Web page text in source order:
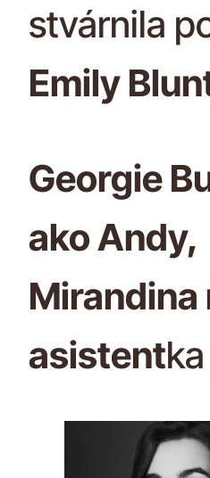
stvárnila
Emily
Georgie
ako Andy,
Mirandina
asistentka